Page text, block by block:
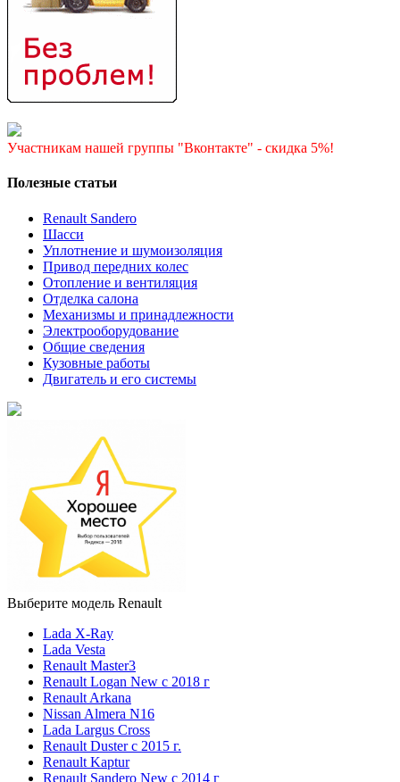
Участникам нашей группы "Вконтакте" - скидка 5%!
Полезные статьи
Renault Sandero
Шасси
Уплотнение и шумоизоляция
Привод передних колес
Отопление и вентиляция
Отделка салона
Механизмы и принадлежности
Электрооборудование
Общие сведения
Кузовные работы
Двигатель и его системы
Выберите модель Renault
Lada X-Ray
Lada Vesta
Renault Master3
Renault Logan New с 2018 г
Renault Arkana
Nissan Almera N16
Lada Largus Cross
Renault Duster с 2015 г.
Renault Kaptur
Renault Sandero New с 2014 г